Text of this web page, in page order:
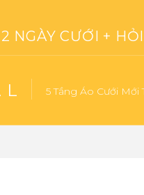
NGÀY CƯỚI +
5 Tầng Áo Cưới Mới